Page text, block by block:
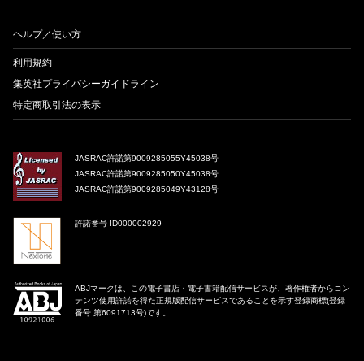
ヘルプ／使い方
利用規約
集英社プライバシーガイドライン
特定商取引法の表示
JASRAC許諾第9009285055Y45038号
JASRAC許諾第9009285050Y45038号
JASRAC許諾第9009285049Y43128号
許諾番号 ID000002929
ABJマークは、この電子書店・電子書籍配信サービスが、著作権者からコン
テンツ使用許諾を得た正規版配信サービスであることを示す登録商標(登録
番号 第6091713号)です。